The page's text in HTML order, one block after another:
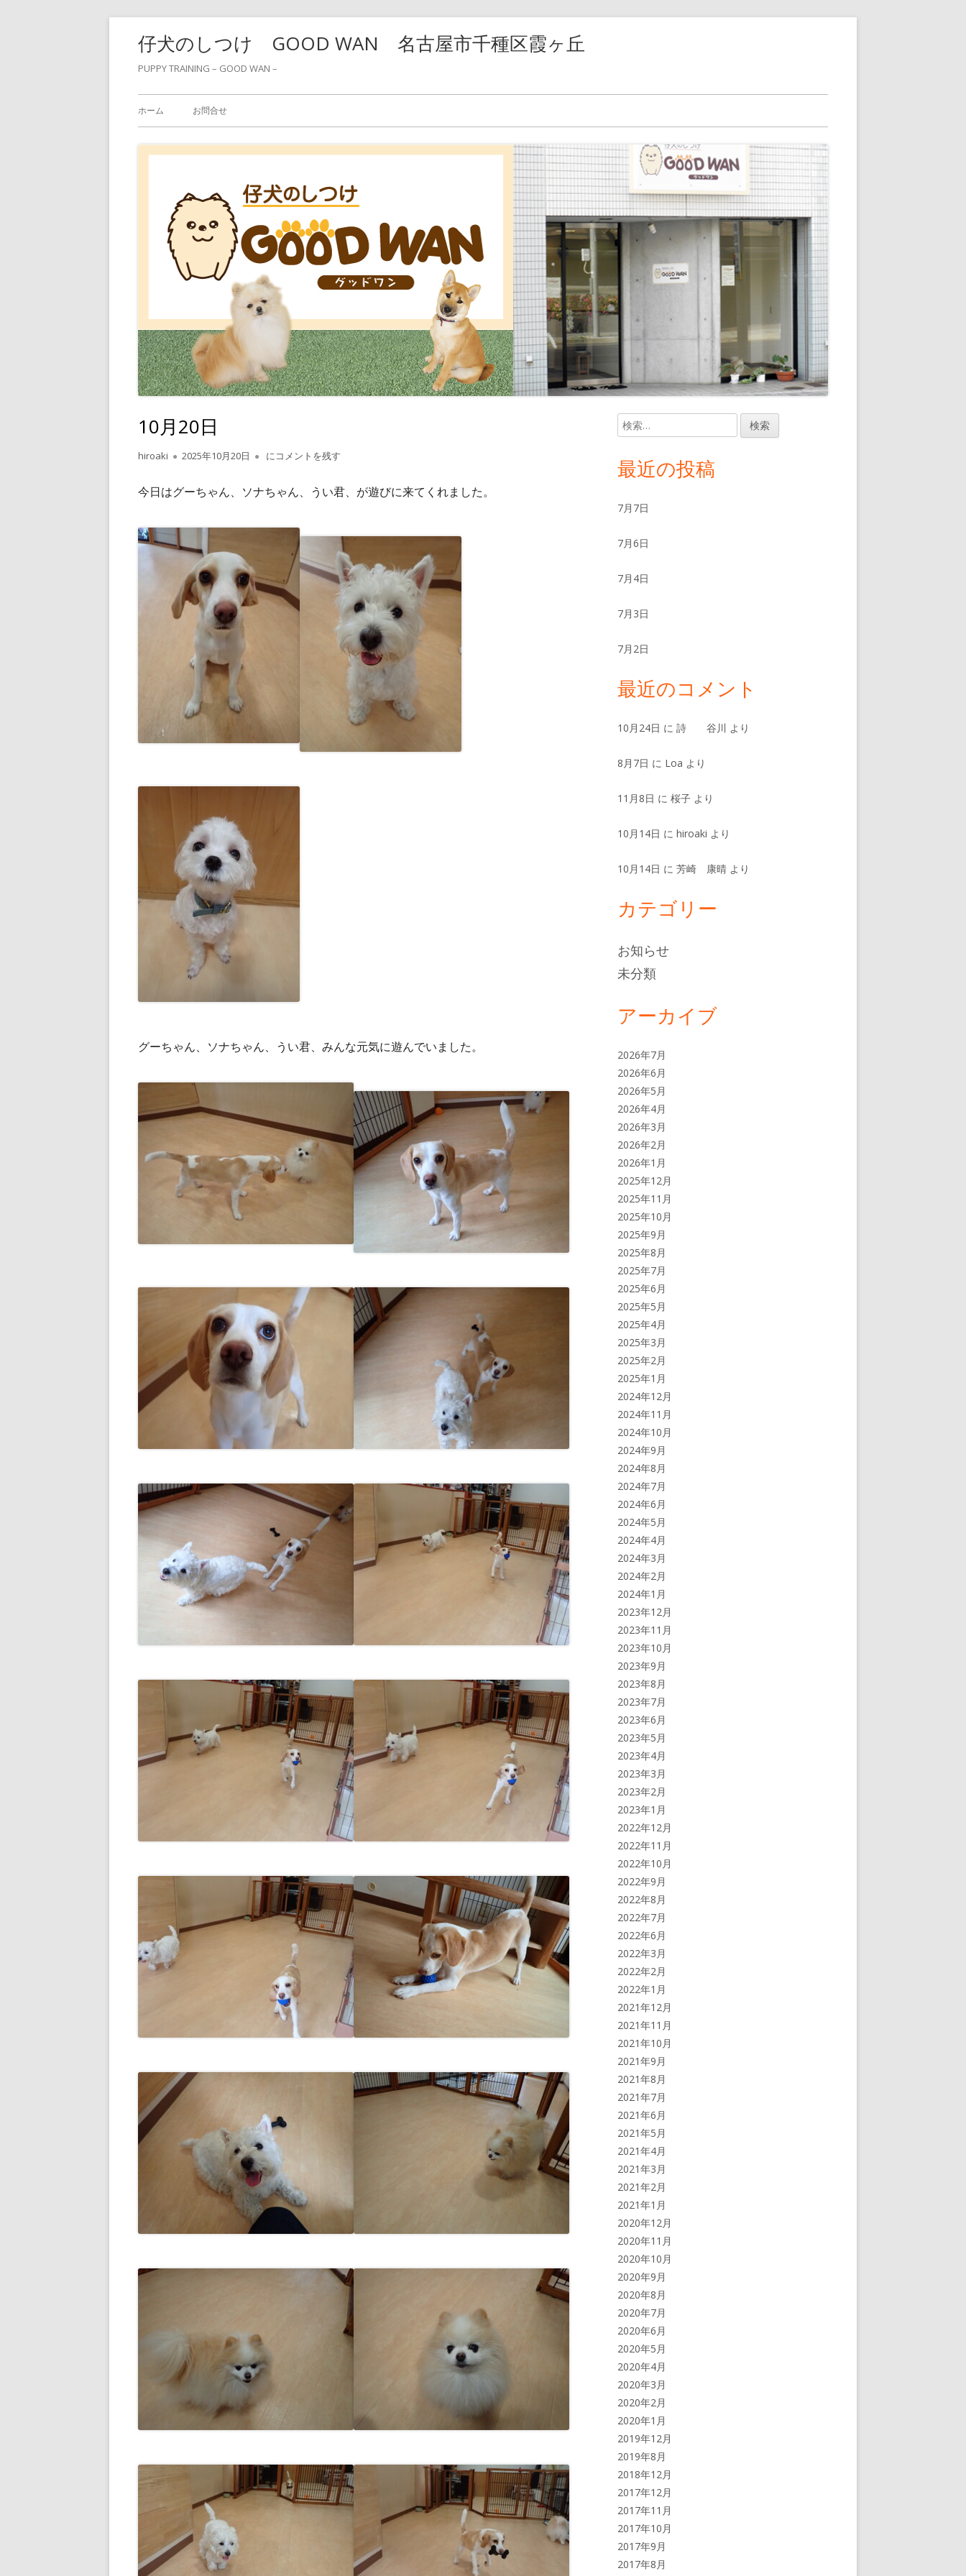
仔犬のしつけ GOOD WAN 名古屋市千種区霞ヶ丘
PUPPY TRAINING – GOOD WAN –
メ
イ
ホーム お問合せ
10月20日
作
者
hiroaki
公
日
2025年10月20日 10月20日
にコメントを残す
今日はグーちゃん、ソナちゃん、うい君、が遊びに来てくれました。
グーちゃん、ソナちゃん、うい君、みんな元気に遊んでいました。
メ
イ
サ
イ
ド
バ
ー
検
索:
最近の投稿
7月7日
7月6日
7月4日
7月3日
7月2日
最近のコメント
10月24日 に詩 谷川 より
8月7日 に Loa より
11月8日 に桜子 より
10月14日 にhiroaki より
10月14日 に芳崎 康晴 より
カテゴリー
お知らせ
未分類
アーカイブ
2026年7月
2026年6月
2026年5月
2026年4月
2026年3月
2026年2月
2026年1月
2025年12月
2025年11月
2025年10月
2025年9月
2025年8月
2025年7月
2025年6月
2025年5月
2025年4月
2025年3月
2025年2月
2025年1月
2024年12月
2024年11月
2024年10月
2024年9月
2024年8月
2024年7月
2024年6月
2024年5月
2024年4月
2024年3月
2024年2月
2024年1月
2023年12月
2023年11月
2023年10月
2023年9月
2023年8月
2023年7月
2023年6月
2023年5月
2023年4月
2023年3月
2023年2月
2023年1月
2022年12月
2022年11月
2022年10月
2022年9月
2022年8月
2022年7月
2022年6月
2022年3月
2022年2月
2022年1月
2021年12月
2021年11月
2021年10月
2021年9月
2021年8月
2021年7月
2021年6月
2021年5月
2021年4月
2021年3月
2021年2月
2021年1月
2020年12月
2020年11月
2020年10月
2020年9月
2020年8月
2020年7月
2020年6月
2020年5月
2020年4月
2020年3月
2020年2月
2020年1月
2019年12月
2019年8月
2018年12月
2017年12月
2017年11月
2017年10月
2017年9月
2017年8月